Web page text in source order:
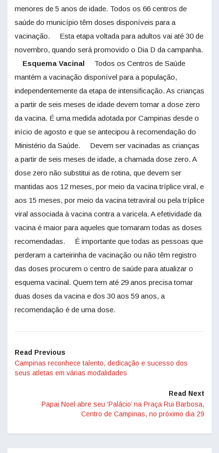
menores de 5 anos de idade. Todos os 66 centros de
saúde do município têm doses disponíveis para a
vacinação. Esta etapa voltada para adultos vai até 30 de
novembro, quando será promovido o Dia D da campanha.
Esquema Vacinal Todos os Centros de Saúde
mantém a vacinação disponível para a população,
independentemente da etapa de intensificação. As crianças
a partir de seis meses de idade devem tomar a dose zero
da vacina. É uma medida adotada por Campinas desde o
início de agosto e que se antecipou à recomendação do
Ministério da Saúde. Devem ser vacinadas as crianças
a partir de seis meses de idade, a chamada dose zero. A
dose zero não substitui as de rotina, que devem ser
mantidas aos 12 meses, por meio da vacina tríplice viral, e
aos 15 meses, por meio da vacina tetraviral ou pela tríplice
viral associada à vacina contra a varicela. A efetividade da
vacina é maior para aqueles que tomaram todas as doses
recomendadas. É importante que todas as pessoas que
perderam a carteirinha de vacinação ou não têm registro
das doses procurem o centro de saúde para atualizar o
esquema vacinal. Quem tem até 29 anos precisa tomar
duas doses da vacina e dos 30 aos 59 anos, a
recomendação é de uma dose.
Read Previous
Campinas reconhece talento, dedicação e sucesso dos
seus atletas em várias modalidades
Read Next
Papai Noel abre seu ‘Palácio’ na Praça Rui Barbosa,
Centro de Campinas, no próximo dia 29